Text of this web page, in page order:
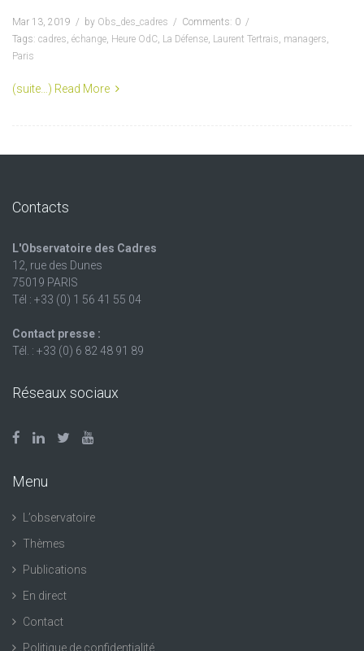
Mar 13, 2019 by Obs_des_cadres
Comments: 0
Tags: cadres, échange, Heure OdC, La Défense, Laurent Tertrais, managers,
Paris
(suite…) Read More
Contacts
L'Observatoire des Cadres
12, rue des Dunes
75019 PARIS
Tél : +33 (0) 1 56 41 55 04
Contact presse :
Tél. : +33 (0) 6 82 48 91 89
Réseaux sociaux
Menu
L’observatoire
Thèmes
Publications
En direct
Contact
Politique de confidentialité